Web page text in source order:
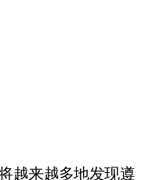
来越多地发现遵